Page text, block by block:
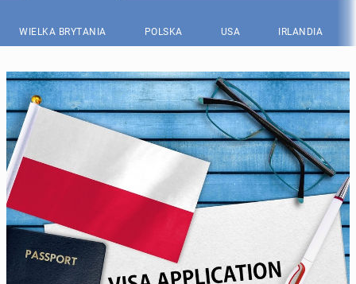
WIELKA BRYTANIA POLSKA USA IRLANDIA